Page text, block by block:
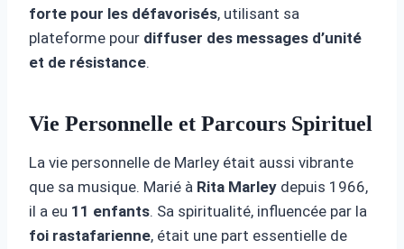
forte pour les défavorisés, utilisant sa
plateforme pour diffuser des messages d’unité
et de résistance.
Vie Personnelle et Parcours Spirituel
La vie personnelle de Marley était aussi vibrante
que sa musique. Marié à Rita Marley depuis 1966,
il a eu 11 enfants. Sa spiritualité, influencée par la
foi rastafarienne, était une part essentielle de